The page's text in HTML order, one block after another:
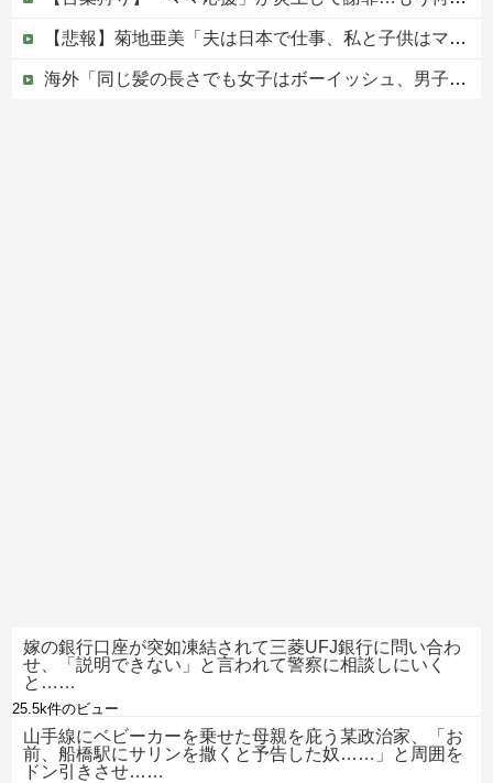
【悲報】菊地亜美「夫は日本で仕事、私と子供はマレーシア、夫は毎月会いに来る」←これどう思う？
海外「同じ髪の長さでも女子はボーイッシュ、男子は女っぽい扱いになる」呼び名が逆転する境界線あるある…？
嫁の銀行口座が突如凍結されて三菱UFJ銀行に問い合わ
せ、「説明できない」と言われて警察に相談しにいく
と……
25.5k件のビュー
山手線にベビーカーを乗せた母親を庇う某政治家、「お
前、船橋駅にサリンを撒くと予告した奴……」と周囲を
ドン引きさせ……